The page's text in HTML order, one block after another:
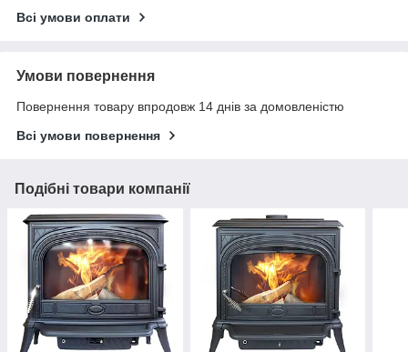
Всі умови оплати
Умови повернення
Повернення товару впродовж 14 днів за домовленістю
Всі умови повернення
Подібні товари компанії